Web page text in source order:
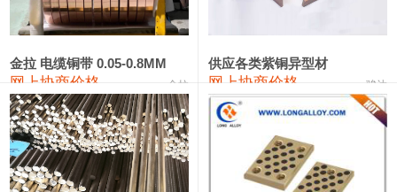
R410A专用紫铜管 113,700—113,700
铸造铝合金锭(A380） 26,300—26,500 26,400 100
铝合金ADC12 24,200—24,400 100
铸造铝合金锭(ZL102) 24,300—24,500 24,400
金拉 电缆铜带 0.05-0.8MM
网上协商价格 金拉
供应各类紫铜异型材
网上协商价格 骏达